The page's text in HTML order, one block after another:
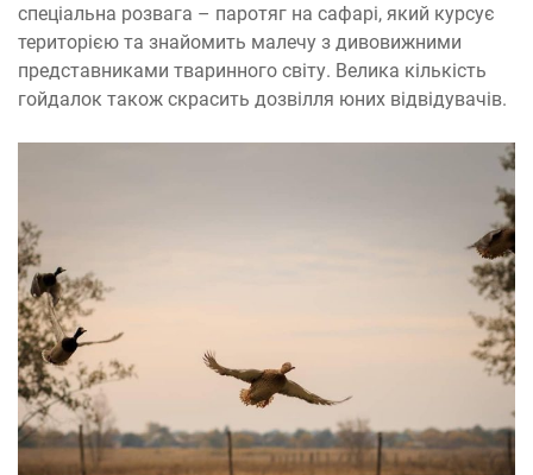
спеціальна розвага – паротяг на сафарі, який курсує
територією та знайомить малечу з дивовижними
представниками тваринного світу. Велика кількість
гойдалок також скрасить дозвілля юних відвідувачів.